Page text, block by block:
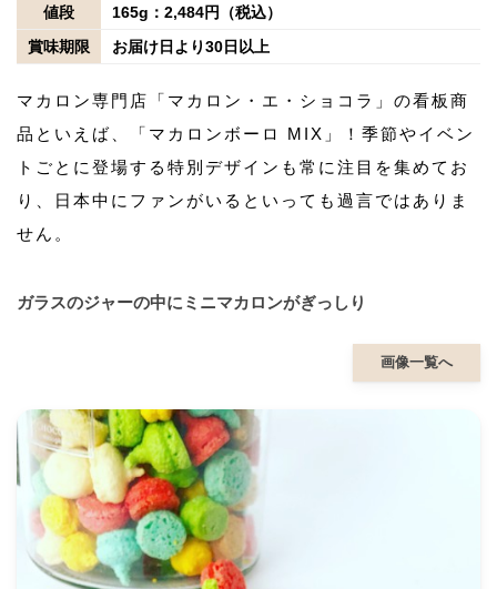
値段
165g：2,484円（税込）
賞味期限
お届け日より30日以上
マカロン専門店「マカロン・エ・ショコラ」の看板商
品といえば、「マカロンボーロ MIX」！季節やイベン
トごとに登場する特別デザインも常に注目を集めてお
り、日本中にファンがいるといっても過言ではありま
せん。
ガラスのジャーの中にミニマカロンがぎっしり
画像一覧へ